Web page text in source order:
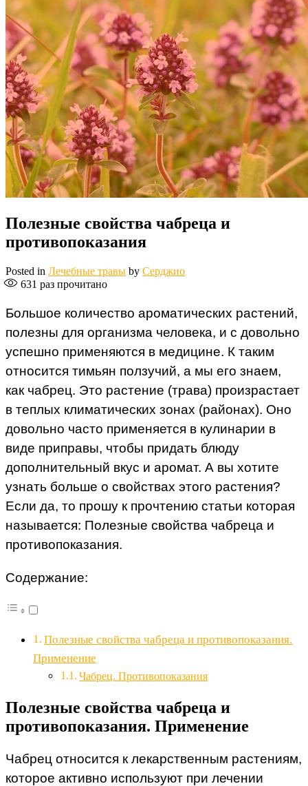
Полезные свойства чабреца и
противопоказания
Posted in Лечебные травы by Серджио
631 раз прочитано
Большое количество ароматических растений,
полезны для организма человека, и с довольно
успешно применяются в медицине. К таким
относится тимьян ползучий, а мы его знаем,
как чабрец. Это растение (трава) произрастает
в теплых климатических зонах (районах). Оно
довольно часто применяется в кулинарии в
виде приправы, чтобы придать блюду
дополнительный вкус и аромат. А вы хотите
узнать больше о свойствах этого растения?
Если да, то прошу к прочтению статьи которая
называется: Полезные свойства чабреца и
противопоказания.
Содержание:
Полезные свойства чабреца и противопоказания.
Применение
Чабрец. Противопоказания
Полезные свойства чабреца и
противопоказания. Применение
Чабрец относится к лекарственным растениям,
которое активно используют при лечении